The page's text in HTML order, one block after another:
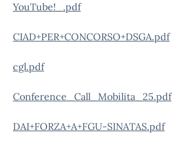
YouTube!_.pdf
CIAD+PER+CONCORSO+DSGA.pdf
cgl.pdf
Conference_Call_Mobilita_25.pdf
DAI+FORZA+A+FGU-SINATAS.pdf